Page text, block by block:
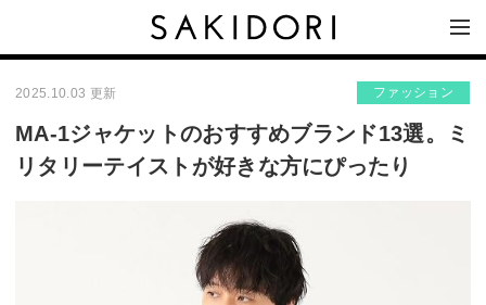
2025.10.03 更新 ファッション
MA-1ジャケットのおすすめブランド13選。ミ
リタリーテイストが好きな方にぴったり